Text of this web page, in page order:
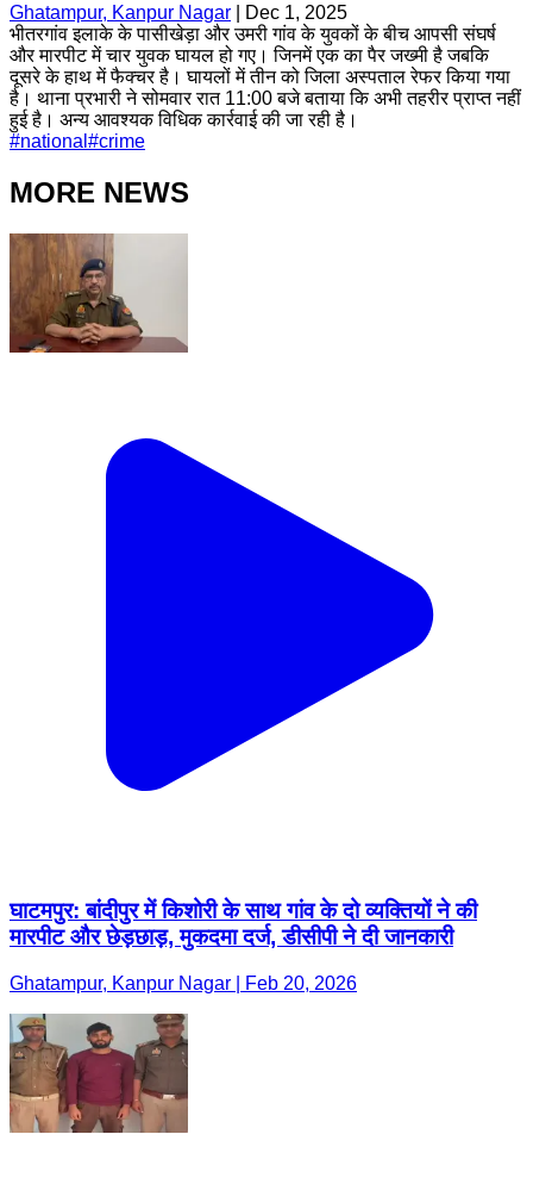
Ghatampur, Kanpur Nagar
Dec 1, 2025
भीतरगांव इलाके के पासीखेड़ा और उमरी गांव के युवकों के बीच आपसी संघर्ष
और मारपीट में चार युवक घायल हो गए। जिनमें एक का पैर जख्मी है जबकि
दूसरे के हाथ में फैक्चर है। घायलों में तीन को जिला अस्पताल रेफर किया गया
है। थाना प्रभारी ने सोमवार रात 11:00 बजे बताया कि अभी तहरीर प्राप्त नहीं
हुई है। अन्य आवश्यक विधिक कार्रवाई की जा रही है।
#national #crime
MORE NEWS
घाटमपुर: बांदीपुर में किशोरी के साथ गांव के दो व्यक्तियों ने की
मारपीट और छेड़छाड़, मुकदमा दर्ज, डीसीपी ने दी जानकारी
Ghatampur, Kanpur Nagar | Feb 20, 2026